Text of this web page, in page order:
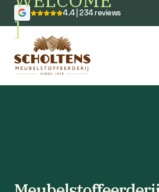
]
4.4 | 234 reviews